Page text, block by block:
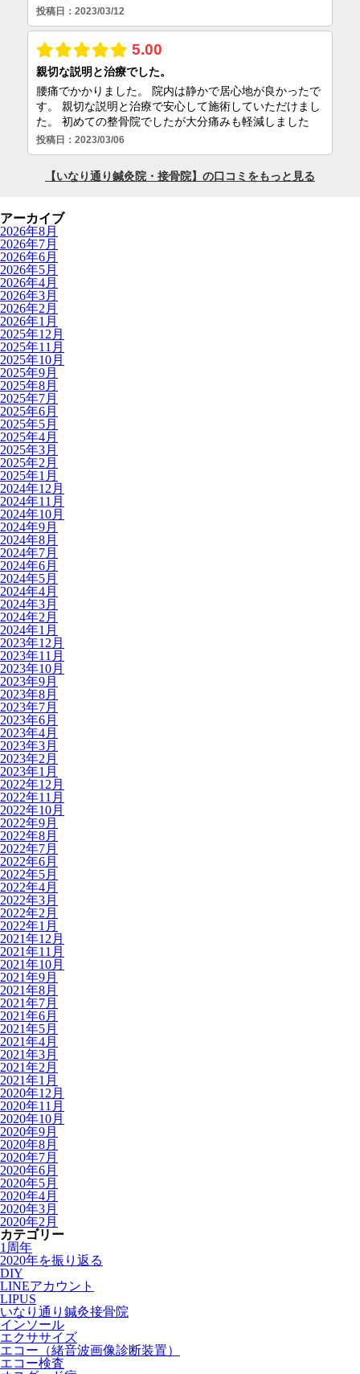
アーカイブ
2026年8月
2026年7月
2026年6月
2026年5月
2026年4月
2026年3月
2026年2月
2026年1月
2025年12月
2025年11月
2025年10月
2025年9月
2025年8月
2025年7月
2025年6月
2025年5月
2025年4月
2025年3月
2025年2月
2025年1月
2024年12月
2024年11月
2024年10月
2024年9月
2024年8月
2024年7月
2024年6月
2024年5月
2024年4月
2024年3月
2024年2月
2024年1月
2023年12月
2023年11月
2023年10月
2023年9月
2023年8月
2023年7月
2023年6月
2023年4月
2023年3月
2023年2月
2023年1月
2022年12月
2022年11月
2022年10月
2022年9月
2022年8月
2022年7月
2022年6月
2022年5月
2022年4月
2022年3月
2022年2月
2022年1月
2021年12月
2021年11月
2021年10月
2021年9月
2021年8月
2021年7月
2021年6月
2021年5月
2021年4月
2021年3月
2021年2月
2021年1月
2020年12月
2020年11月
2020年10月
2020年9月
2020年8月
2020年7月
2020年6月
2020年5月
2020年4月
2020年3月
2020年2月
カテゴリー
1周年
2020年を振り返る
DIY
LINEアカウント
LIPUS
いなり通り鍼灸接骨院
インソール
エクササイズ
エコー（緒音波画像診断装置）
エコー検査